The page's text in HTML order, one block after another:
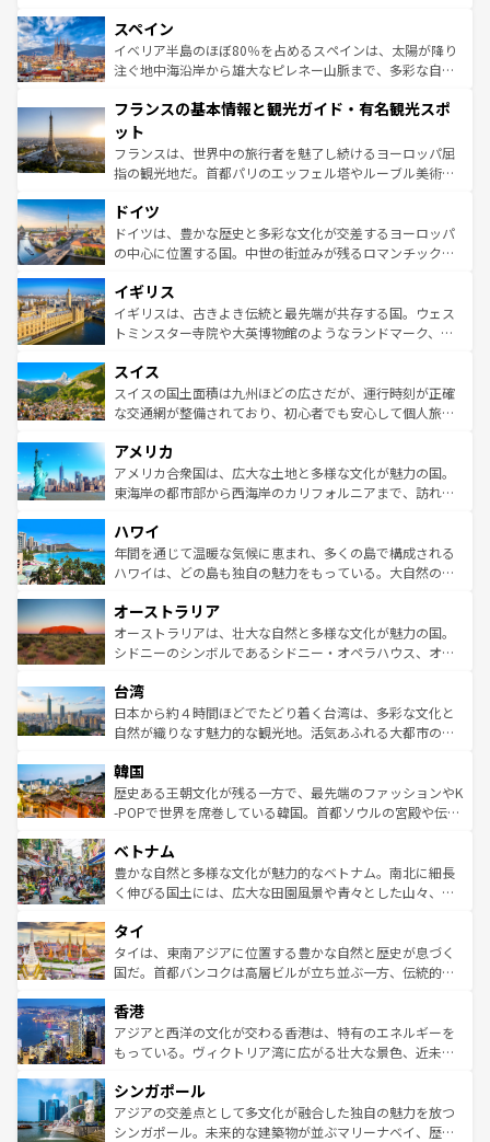
ろん、トスカーナの美しい田園風景やアマルフィ海岸の絶
景など、自然景観も見逃せない。観光の合間には、本場の
ピザやパスタなど、絶品のイタリア料理を堪能することも
ませてくれるイタリアで、忘れられない旅をしてみよう！
なお、新着のイタリア情報は
しい。
スペイン
イベリア半島のほぼ80％を占めるスペインは、太陽が降り
注ぐ地中海沿岸から雄大なピレネー山脈まで、多彩な自然
文化が根付くこの国では、情熱的なフラメンコ、熱気あふ
れる闘牛、そして美味しいタパスが生活の一部となってい
る。首都マドリードの洗練された雰囲気や、バルセロナの
アートに溢れた街角から、地方では古代ローマ遺跡や中世
せる。地方によって風土や気候が異なるスペインはその個
性で訪れる人を魅了する。 なお、新着のスペイン情報は コ
ンテンツ一覧を参照してほしい。
フランスの基本情報と観光ガイド・有名観光スポ
ット
フランスは、世界中の旅行者を魅了し続けるヨーロッパ屈
指の観光地だ。首都パリのエッフェル塔やルーブル美術館
で、幅広い魅力が詰まっている。華麗な宮殿、歴史的な大
聖堂、美しいビーチ、そして豊かな自然が、訪れる者を心
から魅了する。また、フランスは美食の国としても知ら
いる。シャンパンの発祥地であるランス、プロヴァンスの
香り高いラベンダー畑など、多彩な楽しみ方が可能だ。さ
らに、パリ以外の地域にも魅力が溢れており、どの街角に
れる地方に足を運ぶとそれぞれで全く異なる文化を体験で
きるだろう。 なお、新着のフランス情報はコンテンツ一覧
を参照してほしい。
ドイツ
ドイツは、豊かな歴史と多彩な文化が交差するヨーロッパ
の中心に位置する国。中世の街並みが残るロマンチック街
顔を持つこの国は、どこを歩いても飽きることがない。ベ
ルリンの文化的活気、バイエルン州のアルプスの絶景、そ
してライン川沿いのワイン畑といった風景は必見。ビール
は、お酒好きな人にはぜひ体験してほしい。 なお、新着の
ドイツ情報はコンテンツ一覧を参照してほしい。
イギリス
イギリスは、古きよき伝統と最先端が共存する国。ウェス
トミンスター寺院や大英博物館のようなランドマーク、歴
リアごとに異なる魅力がある。また、優雅なアフタヌーン
ティー、ビール好きにはたまらない英国パブ、サッカー観
戦など、本場だからこそできる体験も豊富。イギリスを旅
ンツ一覧を参照してほしい。
スイス
スイスの国土面積は九州ほどの広さだが、運行時刻が正確
な交通網が整備されており、初心者でも安心して個人旅行
の建物がそのまま残る町や、スイスならではのユニークな
博物館もあり、アルプス観光だけでなく町歩きも満喫する
ことができる。国民の所得が高いため物価も高いが、旅行
ば市内交通費無料で観光を楽しむこともできる。 なお、新
着のスイス情報はコンテンツ一覧 を参照してほしい。
アメリカ
アメリカ合衆国は、広大な土地と多様な文化が魅力の国。
東海岸の都市部から西海岸のカリフォルニアまで、訪れる
のような巨大都市は、観光、ショッピング、エンターテイ
ンメントが詰まった刺激的なスポットだ。一方、アメリカ
西部には大自然が広がり、グランドキャニオンやイエロー
部のニューオーリンズでは、音楽と美食が融合した独特の
文化が魅力。旅行者はアメリカの各地域で異なる魅力を楽
しみながら、その多様性と豊かな歴史を感じることができ
ならではの贅沢な旅のスタイルだ。 なお、新着のアメリカ
情報はコンテンツ一覧を参照してほしい。
ハワイ
年間を通じて温暖な気候に恵まれ、多くの島で構成される
ハワイは、どの島も独自の魅力をもっている。大自然の神
ワイ島は見逃せない。また、定番の観光地といえばオアフ
島だが、静かな自然を求めるならマウイ島やカウアイ島が
おすすめ。エメラルドグリーンに輝く海をはじめ、豊かな
れるおもてなしの心で訪れる人々を迎えてくれるハワイの
人々、おいしいローカルフードやハワイアンミュージッ
ク、伝統的なフラダンスなど、すべてがハワイの魅力を彩
ワイを、存分に味わってほしい。 なお、新着のハワイ情報
はコンテンツ一覧を参照してほしい。
オーストラリア
オーストラリアは、壮大な自然と多様な文化が魅力の国。
シドニーのシンボルであるシドニー・オペラハウス、オー
リアリーフや大陸中央部にそびえるウルル（エアーズロッ
ク）、タスマニアの美しい原生林やケアンズの熱帯雨林な
ど、見どころがたくさん。また、カフェやワイン、オージ
いる。アクティビティも充実しており、サーフィンやダイ
ビング、ハイキングなど、アウトドア好きにはたまらな
い。オーストラリアの多彩な魅力を存分に味わいつくそ
参照してほしい。
台湾
日本から約４時間ほどでたどり着く台湾は、多彩な文化と
自然が織りなす魅力的な観光地。活気あふれる大都市の台
ン）、静ひつな山岳地帯である台湾東部など、都市の喧騒
と山間の静けさが共存しており、訪れる人に新しい発見と
驚きをもたらしてくれる。また、奥深い台湾の食文化も魅
容にもいいと評判のスイーツなど、バラエティ豊かな料理
が味わえる。 なお、新着の台湾情報は コンテンツ一覧を参
照してほしい。
韓国
歴史ある王朝文化が残る一方で、最先端のファッションやK
-POPで世界を席巻している韓国。首都ソウルの宮殿や伝統
き、地方に足を延ばせば四季折々の自然美を楽しむことが
できる。そして、キムチや焼肉、絶品のストリートフード
まで、さまざまな韓国料理が待っている。夜には、韓国な
リティに包まれながら、韓国の多彩な魅力を心ゆくまで味
わってみてほしい。 なお、新着の韓国情報はコンテンツ一
覧を参照してほしい。
ベトナム
豊かな自然と多様な文化が魅力的なベトナム。南北に細長
く伸びる国土には、広大な田園風景や青々とした山々、世
急速な発展と共に伝統が息づく。ハノイの古い町並みやホ
ーチミン市のフランス統治時代の建物も、独特の雰囲気を
醸し出している。また、バラエティの豊かさとおいしさで
とつ。フォーやバインミー、ベトナムコーヒーなどは、ぜ
ひ現地で味わいたい。どの地域を訪れてもあたたかい人々
が旅行者を迎えてくれるので、きっと忘れられない旅にな
参照してほしい。
タイ
タイは、東南アジアに位置する豊かな自然と歴史が息づく
国だ。首都バンコクは高層ビルが立ち並ぶ一方、伝統的な
の活気が交差している。北部ではチェンマイなどの山岳地
帯で自然と触れ合い、南部ではプーケットやクラビの美し
いビーチでリゾート気分を楽しむことができる。タイ料理
激する。気候は一年中温暖で、どの季節にも異なる楽しみ
が待っている。親しみやすいタイの人々、仏教を中心とし
た文化、そして多様な観光資源が、訪れる旅人を魅了し続
香港
アジアと西洋の文化が交わる香港は、特有のエネルギーを
もっている。ヴィクトリア湾に広がる壮大な景色、近未来
み、どこを訪れても感動するはず。観光スポットが密集し
ており、効率よく見どころを回れるのも魅力。息をのむよ
うな絶景から文化的な体験まで、香港を存分に楽しみ尽く
シンガポール
アジアの交差点として多文化が融合した独自の魅力を放つ
シンガポール。未来的な建築物が並ぶマリーナベイ、歴史